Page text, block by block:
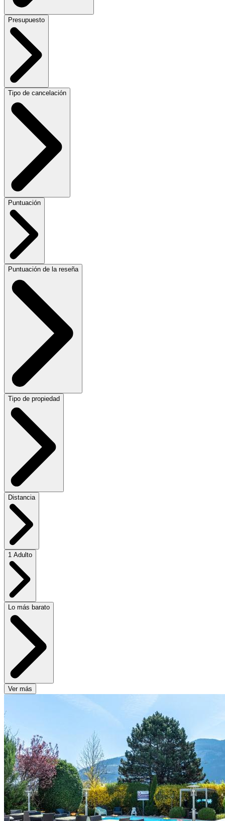
Presupuesto
Tipo de cancelación
Puntuación
Puntuación de la reseña
Tipo de propiedad
Distancia
1 Adulto
Lo más barato
Ver más